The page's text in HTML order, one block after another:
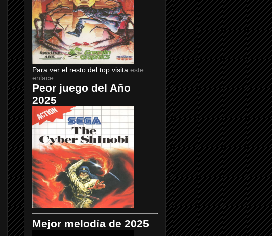
Para ver el resto del top visita este
enlace
Peor juego del Año
2025
Mejor melodía de 2025